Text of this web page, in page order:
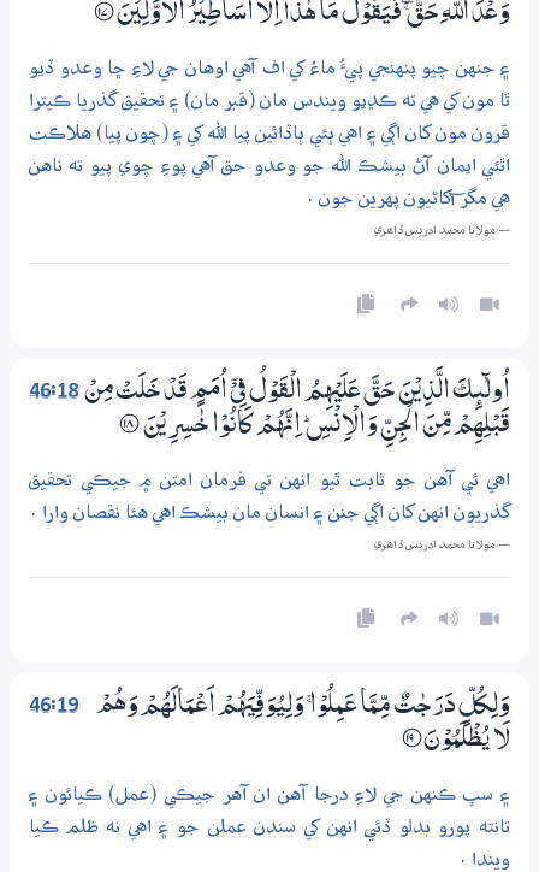
وَعْدَ اللّٰهِ حَقٌّ ښ فَيَقُوْلُ مَا ھٰذَآ اِلَّآ اَسَاطِيْرُ الْاَوَّلِيْنَ ؀17
۽ جنهن چيو پنهنجي پيءُ ماءُ کي اف آهي اوهان جي لاءِ ڇا وعدو ڏيو
ٿا مون کي هي ته ڪڍيو ويندس مان (قبر مان) ۽ تحقيق گذريا ڪيترا
قرون مون کان اڳي ۽ اهي ٻئي ٻاڏائين پيا الله کي ۽ (چون پيا) هلاڪت
اٿئي ايمان آڻ بيشڪ الله جو وعدو حق آهي پوءِ چوي پيو ته ناهن
هي مگر آکاڻيون پهرين جون .
— مولانا محمد ادريس ڏاھري
46:18 اُولٰۗىِٕكَ الَّذِيْنَ حَقَّ عَلَيْهِمُ الْقَوْلُ فِيْٓ اُمَمٍ قَدْ خَلَتْ مِنْ
قَبْلِهِمْ مِّنَ الْجِنِّ وَالْاِنْسِ ۭ اِنَّهُمْ كَانُوْا خٰسِرِيْنَ ؀18
اهي ئي آهن جو ثابت ٿيو انهن تي فرمان امتن ۾ جيڪي تحقيق
گذريون انهن کان اڳي جنن ۽ انسان مان بيشڪ اهي هئا نقصان وارا .
— مولانا محمد ادريس ڏاھري
46:19
وَلِكُلٍّ دَرَجٰتٌ مِّـمَّا عَـمِلُوْا ۚ وَلِيُوَفِّيَهُمْ اَعْـمَالَهُمْ وَهُمْ
لَا يُظْلَمُوْنَ ؀19
۽ سڀ ڪنهن جي لاءِ درجا آهن ان آهر جيڪي (عمل) ڪيائون ۽
تانته پورو بدلو ڏئي انهن کي سندن عملن جو ۽ اهي نه ظلم ڪيا
ويندا .